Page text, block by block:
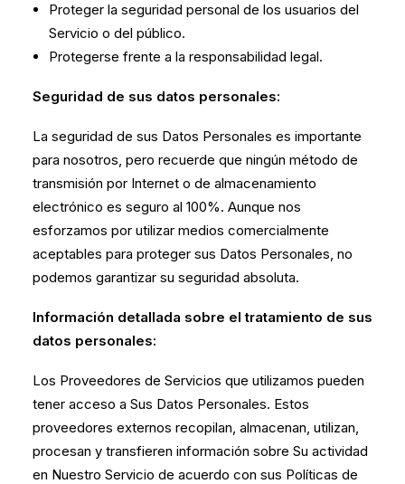
Proteger la seguridad personal de los usuarios del
Servicio o del público.
Protegerse frente a la responsabilidad legal.
Seguridad de sus datos personales:
La seguridad de sus Datos Personales es importante
para nosotros, pero recuerde que ningún método de
transmisión por Internet o de almacenamiento
electrónico es seguro al 100%. Aunque nos
esforzamos por utilizar medios comercialmente
aceptables para proteger sus Datos Personales, no
podemos garantizar su seguridad absoluta.
Información detallada sobre el tratamiento de sus
datos personales:
Los Proveedores de Servicios que utilizamos pueden
tener acceso a Sus Datos Personales. Estos
proveedores externos recopilan, almacenan, utilizan,
procesan y transfieren información sobre Su actividad
en Nuestro Servicio de acuerdo con sus Políticas de